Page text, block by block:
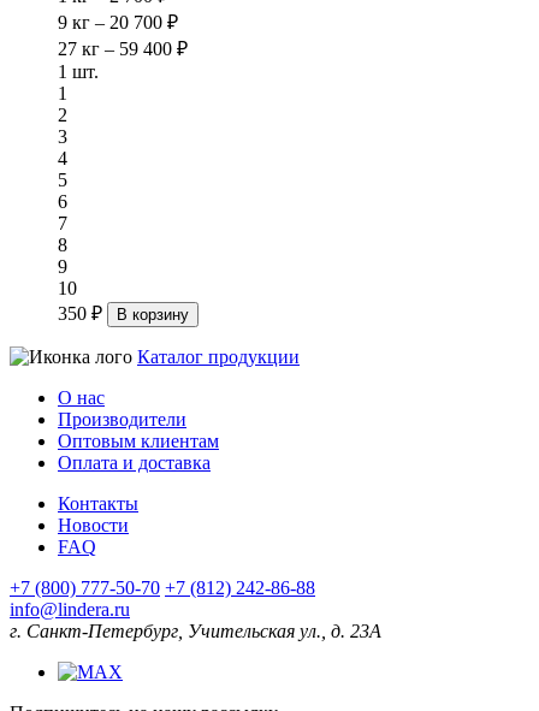
9 кг – 20 700 ₽
27 кг – 59 400 ₽
1 шт.
1
2
3
4
5
6
7
8
9
10
350 ₽
В корзину
Каталог продукции
О нас
Производители
Оптовым клиентам
Оплата и доставка
Контакты
Новости
FAQ
+7 (800) 777-50-70 +7 (812) 242-86-88
info@lindera.ru
г. Санкт-Петербург, Учительская ул., д. 23А